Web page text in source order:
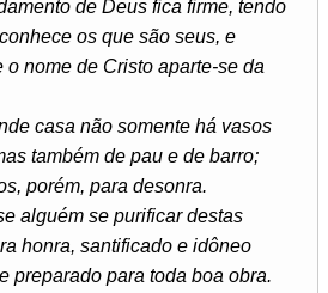
de Deus fica firme, tendo
os que são seus, e
o nome de Cristo aparte-se da
casa não somente há vasos
também de pau e de barro;
porém, para desonra.
alguém se purificar destas
honra, santificado e idôneo
preparado para toda boa obra.